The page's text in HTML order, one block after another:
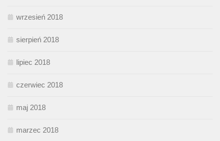
wrzesień 2018
sierpień 2018
lipiec 2018
czerwiec 2018
maj 2018
marzec 2018